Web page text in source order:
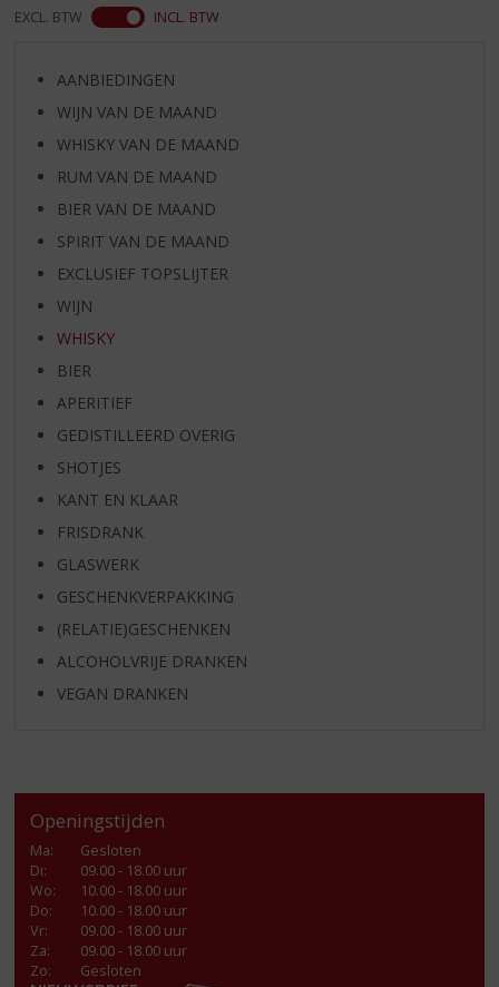
EXCL. BTW INCL. BTW
AANBIEDINGEN
WIJN VAN DE MAAND
WHISKY VAN DE MAAND
RUM VAN DE MAAND
BIER VAN DE MAAND
SPIRIT VAN DE MAAND
EXCLUSIEF TOPSLIJTER
WIJN
WHISKY
BIER
APERITIEF
GEDISTILLEERD OVERIG
SHOTJES
KANT EN KLAAR
FRISDRANK
GLASWERK
GESCHENKVERPAKKING
(RELATIE)GESCHENKEN
ALCOHOLVRIJE DRANKEN
VEGAN DRANKEN
Openingstijden
Ma:
Gesloten
Di:
09.00 - 18.00 uur
Wo:
10.00 - 18.00 uur
Do:
10.00 - 18.00 uur
Vr:
09.00 - 18.00 uur
Za:
09.00 - 18.00 uur
Zo:
Gesloten